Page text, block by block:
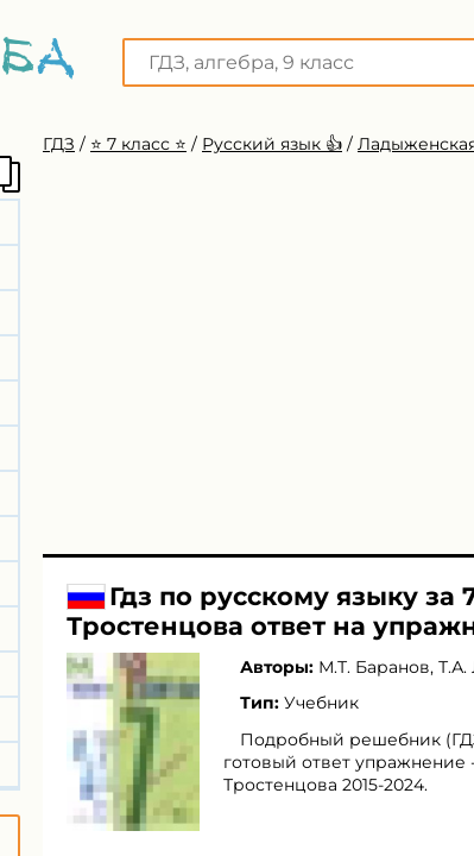
ГДЗ / ⭐️ 7 класс ⭐️ / Русский язык 👍 /
Гдз по русскому языку
Тростенцова ответ на
Авторы: М.Т. Баранов, Т.А.
Тип: Учебник
Подробный решебник
готовый ответ упражнение
Тростенцова 2015-2024.